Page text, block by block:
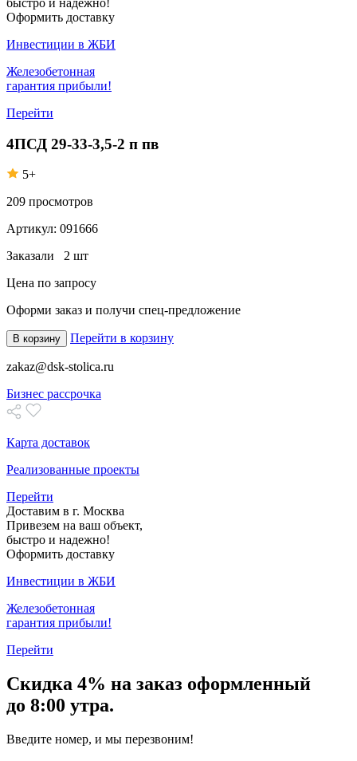
Оформить доставку
Инвестиции в ЖБИ
Железобетонная
гарантия прибыли!
Перейти
4ПСД 29-33-3,5-2 п пв
5+
209 просмотров
Артикул: 091666
Заказали 2 шт
Цена по запросу
Оформи заказ и получи спец-предложение
В корзину Перейти в корзину
zakaz@dsk-stolica.ru
Бизнес рассрочка
Карта доставок
Реализованные проекты
Перейти
Доставим в г. Москва
Привезем на ваш объект,
быстро и надежно!
Оформить доставку
Инвестиции в ЖБИ
Железобетонная
гарантия прибыли!
Перейти
Скидка 4% на заказ оформленный
до 8:00 утра.
Введите номер, и мы перезвоним!